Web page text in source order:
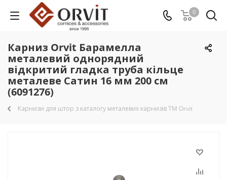
0
Карниз Orvit Барамелла
металевий однорядний
відкритий гладка труба кільце
металеве Сатин 16 мм 200 см
(6091276)
Карнизи для штор з каталогу металевих карнизів TM Orvit